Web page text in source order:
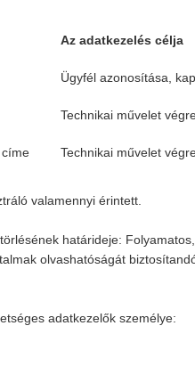
Az adatkezelés célja
Ügyfél azonosítása,
Technikai művelet
címe Technikai művelet
valamennyi érintett.
határideje:
olvashatóságát
adatkezelők személye: